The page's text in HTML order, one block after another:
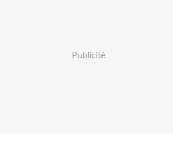
Publicité